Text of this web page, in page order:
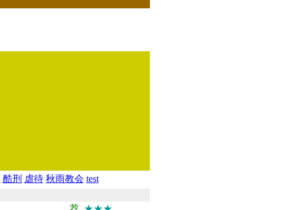
酷刑 虐待 秋雨教会 test